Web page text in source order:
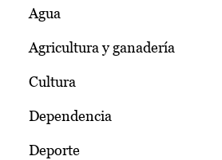
Agua
Agricultura y ganadería
Cultura
Dependencia
Deporte